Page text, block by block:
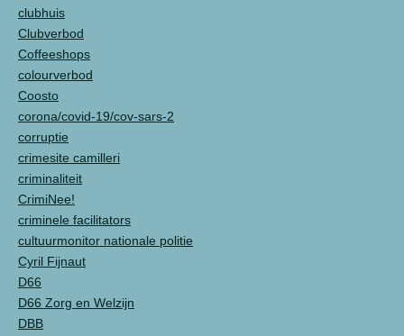
clubhuis
Clubverbod
Coffeeshops
colourverbod
Coosto
corona/covid-19/cov-sars-2
corruptie
crimesite camilleri
criminaliteit
CrimiNee!
criminele facilitators
cultuurmonitor nationale politie
Cyril Fijnaut
D66
D66 Zorg en Welzijn
DBB